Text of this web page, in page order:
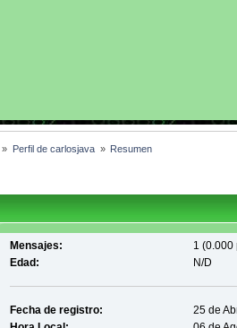
» Perfil de carlosjava » Resumen
Mensajes:
1 (0.000
Edad:
N/D
Fecha de registro:
25 de